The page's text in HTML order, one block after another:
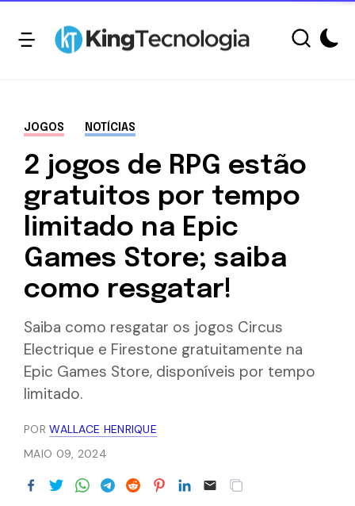
JOGOS NOTÍCIAS
2 jogos de RPG estão
gratuitos por tempo
limitado na Epic
Games Store; saiba
como resgatar!
Saiba como resgatar os jogos Circus
Electrique e Firestone gratuitamente na
Epic Games Store, disponíveis por tempo
limitado.
PORWALLACE HENRIQUE
MAIO 09, 2024